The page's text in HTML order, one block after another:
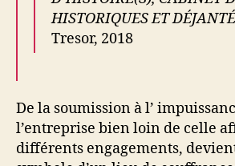
HISTORIQUES ET
Tresor, 2018
De la soumission à l’
l’entreprise bien loin de celle
différents engagements,